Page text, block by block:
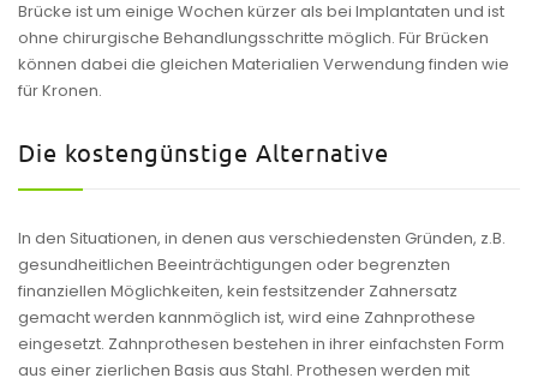
Brücke ist um einige Wochen kürzer als bei Implantaten und ist
ohne chirurgische Behandlungsschritte möglich. Für Brücken
können dabei die gleichen Materialien Verwendung finden wie
für Kronen.
Die kostengünstige Alternative
In den Situationen, in denen aus verschiedensten Gründen, z.B.
gesundheitlichen Beeinträchtigungen oder begrenzten
finanziellen Möglichkeiten, kein festsitzender Zahnersatz
gemacht werden kannmöglich ist, wird eine Zahnprothese
eingesetzt. Zahnprothesen bestehen in ihrer einfachsten Form
aus einer zierlichen Basis aus Stahl. Prothesen werden mit